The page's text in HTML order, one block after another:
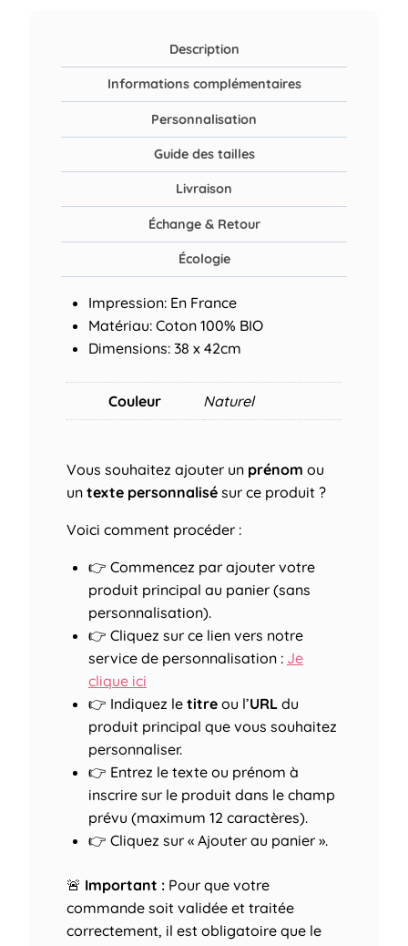
Description
Informations complémentaires
Personnalisation
Guide des tailles
Livraison
Échange & Retour
Écologie
Impression: En France
Matériau: Coton 100% BIO
Dimensions: 38 x 42cm
Couleur Naturel
Vous souhaitez ajouter un prénom ou
un texte personnalisé sur ce produit ?
Voici comment procéder :
👉 Commencez par ajouter votre
produit principal au panier (sans
personnalisation).
👉 Cliquez sur ce lien vers notre
service de personnalisation : Je
clique ici
👉 Indiquez le titre ou l’URL du
produit principal que vous souhaitez
personnaliser.
👉 Entrez le texte ou prénom à
inscrire sur le produit dans le champ
prévu (maximum 12 caractères).
👉 Cliquez sur « Ajouter au panier ».
🚨 Important : Pour que votre
commande soit validée et traitée
correctement, il est obligatoire que le